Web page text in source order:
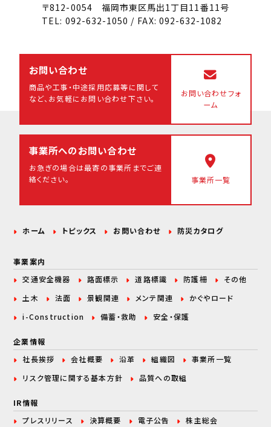
〒812-0054 福岡市東区馬出1丁目11番11号
TEL: 092-632-1050 / FAX: 092-632-1082
お問い合わせ
商品や工事・中途採用応募等に関して
など、 お気軽にお問い合わせ下さい。
お問い合わせフォ
ーム
事業所へのお問い合わせ
お急ぎの場合は最寄の事業所までご連
絡ください。
事業所一覧
ホーム トピックス お問い合わせ 防災カタログ
事業案内
交通安全機器
路面標示 道路標識 防護柵
その他
土木
法面 景観関連 メンテ関連
かぐやロード
i-Construction
備蓄・救助 安全・保護
企業情報
社長挨拶
会社概要 沿革 組織図
事業所一覧
リスク管理に関する基本方針 品質への取組
IR情報
プレスリリース
決算概要 電子公告 株主総会